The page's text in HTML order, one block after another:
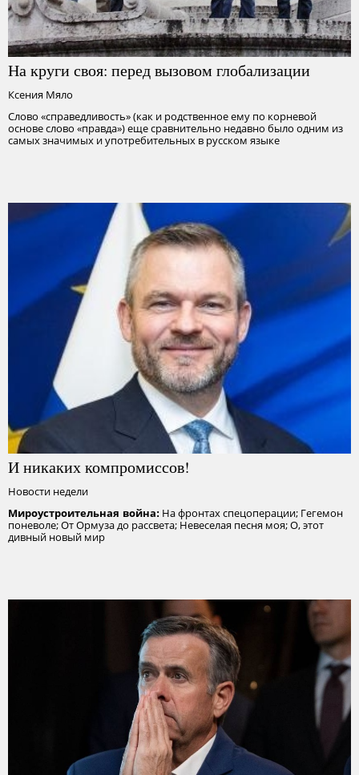
На круги своя: перед вызовом глобализации
Ксения Мяло
Слово «справедливость» (как и родственное ему по корневой
основе слово «правда») еще сравнительно недавно было одним из
самых значимых и употребительных в русском языке
И никаких компромиссов!
Новости недели
Мироустроительная война: На фронтах спецоперации; Гегемон
поневоле; От Ормуза до рассвета; Невеселая песня моя; О, этот
дивный новый мир